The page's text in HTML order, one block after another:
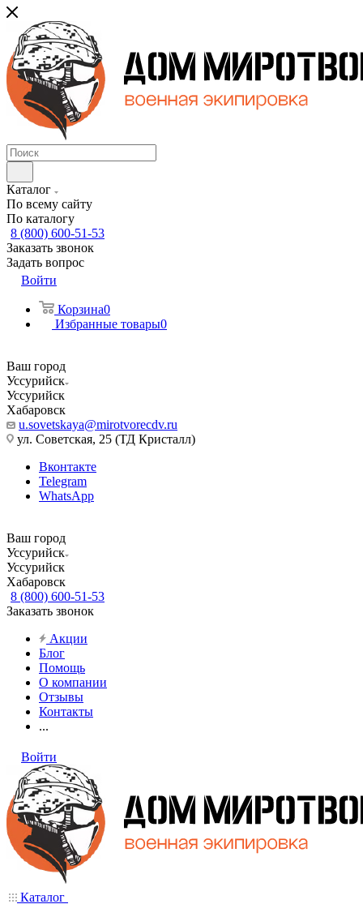
Каталог
По всему сайту
По каталогу
8 (800) 600-51-53
Заказать звонок
Задать вопрос
Войти
Корзина0
Избранные товары0
Ваш город
Уссурийск
Уссурийск
Хабаровск
u.sovetskaya@mirotvorecdv.ru
ул. Советская, 25 (ТД Кристалл)
Вконтакте
Telegram
WhatsApp
Ваш город
Уссурийск
Уссурийск
Хабаровск
8 (800) 600-51-53
Заказать звонок
Акции
Блог
Помощь
О компании
Отзывы
Контакты
...
Войти
Каталог